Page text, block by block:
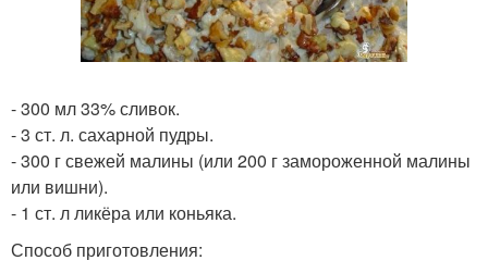
- 300 мл 33% сливок.
- 3 ст. л. сахарной пудры.
- 300 г свежей малины (или 200 г замороженной малины
или вишни).
- 1 ст. л ликёра или коньяка.
Способ приготовления: